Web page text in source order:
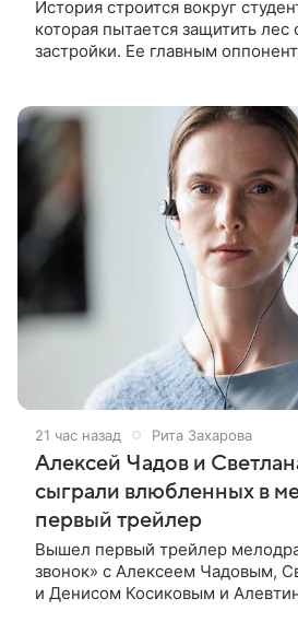
История строится вокруг
которая пытается защитить лес
застройки. Ее главным
21 час назад Рита Захарова
Алексей Чадов и
сыграли влюбленных в
первый трейлер
Вышел первый трейлер
звонок» с Алексеем Чадовым,
и Денисом Косиковым и